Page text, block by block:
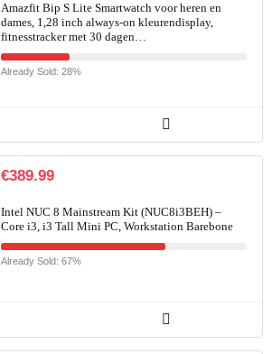
Amazfit Bip S Lite Smartwatch voor heren en
dames, 1,28 inch always-on kleurendisplay,
fitnesstracker met 30 dagen…
Already Sold: 28%
€389.99
Intel NUC 8 Mainstream Kit (NUC8i3BEH) –
Core i3, i3 Tall Mini PC, Workstation Barebone
Already Sold: 67%